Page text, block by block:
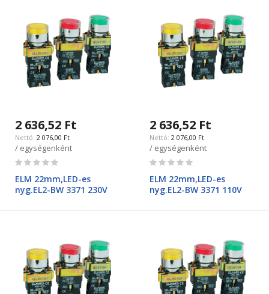
2 636,52 Ft
2 076,00 Ft
/ egységenként
Rating:
ELM 22mm,LED-es
nyg.EL2-BW 3371 230V
2 636,52 Ft
2 076,00 Ft
/ egységenként
Rating:
ELM 22mm,LED-es
nyg.EL2-BW 3371 110V